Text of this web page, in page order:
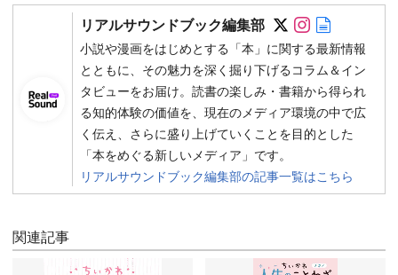
リアルサウンドブック編集部 Follow on
Follow on
小説や漫画をはじめとする「本」に関する最新情報
とともに、その魅力を深く掘り下げるコラム＆イン
タビューをお届け。読書の楽しみ・書籍から得られ
る知的体験の価値を、現在のメディア環境の中で広
く伝え、さらに盛り上げていくことを目的とした
「本をめぐる新しいメディア」です。
リアルサウンドブック編集部の記事一覧はこちら
関連記事